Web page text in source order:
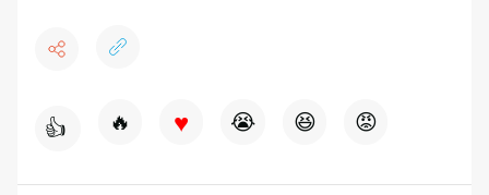
👍 🔥 ♥ 😭 😆 😡